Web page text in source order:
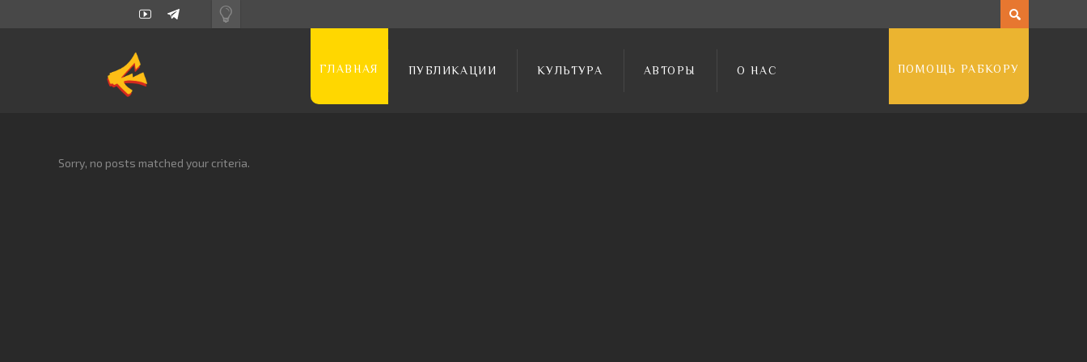
ГЛАВНАЯ ПУБЛИКАЦИИ КУЛЬТУРА АВТОРЫ О НАС ПОМОЩЬ РАБКОРУ
Sorry, no posts matched your criteria.